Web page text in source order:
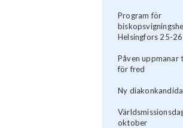
Program för
Helsingfors 25-
Påven uppmanar
för fred
Ny
oktober